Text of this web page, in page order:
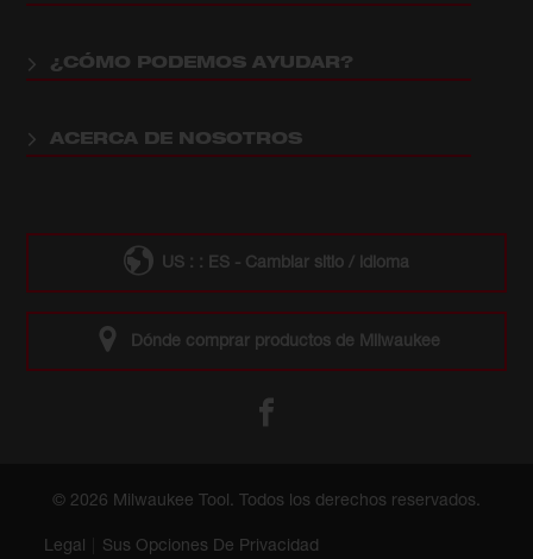
¿CÓMO PODEMOS AYUDAR?
ACERCA DE NOSOTROS
US : : ES - Cambiar sitio / idioma
Dónde comprar productos de Milwaukee
© 2026 Milwaukee Tool. Todos los derechos reservados.
Legal
Sus Opciones De Privacidad